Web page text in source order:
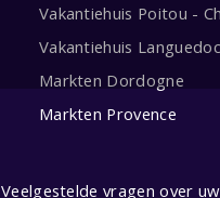
Vakantiehuis Poitou -
Vakantiehuis Languedoc
Markten Dordogne
Markten Provence
Veelgestelde vragen over